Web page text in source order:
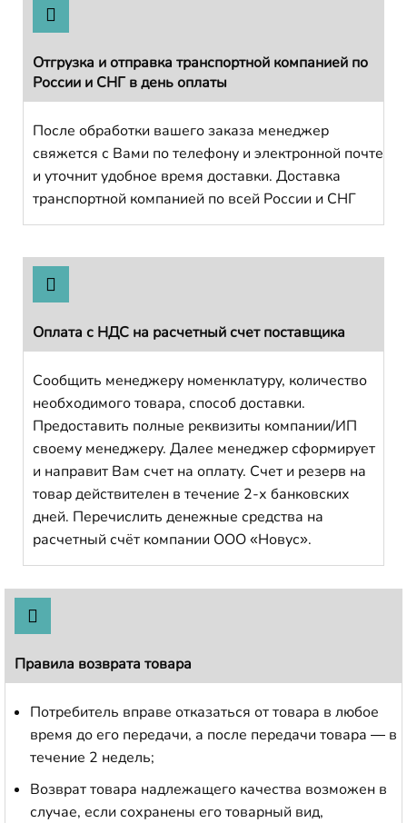
Отгрузка и отправка транспортной компанией по
России и СНГ в день оплаты
После обработки вашего заказа менеджер
свяжется с Вами по телефону и электронной почте
и уточнит удобное время доставки. Доставка
транспортной компанией по всей России и СНГ
Оплата с НДС на расчетный счет поставщика
Сообщить менеджеру номенклатуру, количество
необходимого товара, способ доставки.
Предоставить полные реквизиты компании/ИП
своему менеджеру. Далее менеджер сформирует
и направит Вам счет на оплату. Счет и резерв на
товар действителен в течение 2-х банковских
дней. Перечислить денежные средства на
расчетный счёт компании ООО «Новус».
Правила возврата товара
Потребитель вправе отказаться от товара в любое
время до его передачи, а после передачи товара — в
течение 2 недель;
Возврат товара надлежащего качества возможен в
случае, если сохранены его товарный вид,